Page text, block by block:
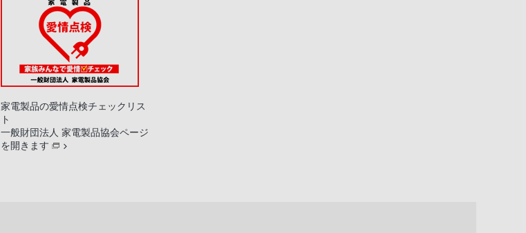
家電製品の愛情点検チェックリス
ト
一般財団法人 家電製品協会ページ
を開きます